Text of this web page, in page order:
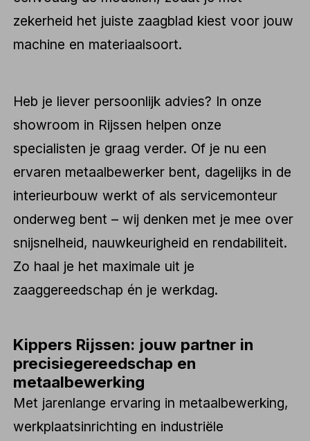
zekerheid het juiste zaagblad kiest voor jouw
machine en materiaalsoort.
Heb je liever persoonlijk advies? In onze
showroom in Rijssen helpen onze
specialisten je graag verder. Of je nu een
ervaren metaalbewerker bent, dagelijks in de
interieurbouw werkt of als servicemonteur
onderweg bent – wij denken met je mee over
snijsnelheid, nauwkeurigheid en rendabiliteit.
Zo haal je het maximale uit je
zaaggereedschap én je werkdag.
Kippers Rijssen: jouw partner in
precisiegereedschap en
metaalbewerking
Met jarenlange ervaring in metaalbewerking,
werkplaatsinrichting en industriële